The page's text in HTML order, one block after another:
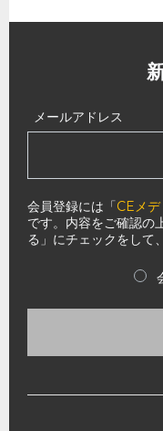
メールアドレス
会員登録には「CEメ
です。内容をご確認の
る」にチェックをして